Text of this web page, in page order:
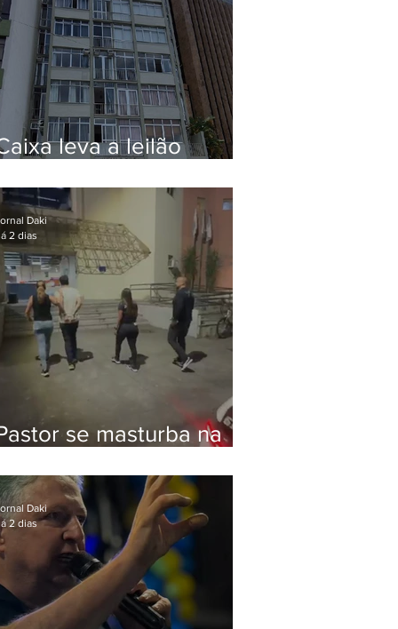
leva a leilão
em Botafogo
se masturba na
na Zona Oeste
Daki
2 dias
Daki
2 dias